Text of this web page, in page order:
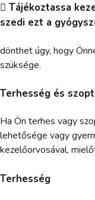
 Tájékoztassa
szedi ezt a
dönthet úgy, hogy
szüksége.
Terhesség és
Ha Ön terhes vagy
lehetősége vagy
kezelőorvosával,
Terhesség